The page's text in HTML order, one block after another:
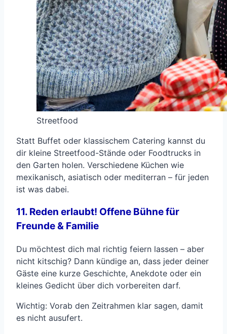
Streetfood
Statt Buffet oder klassischem Catering kannst du
dir kleine Streetfood-Stände oder Foodtrucks in
den Garten holen. Verschiedene Küchen wie
mexikanisch, asiatisch oder mediterran – für jeden
ist was dabei.
11. Reden erlaubt! Offene Bühne für
Freunde & Familie
Du möchtest dich mal richtig feiern lassen – aber
nicht kitschig? Dann kündige an, dass jeder deiner
Gäste eine kurze Geschichte, Anekdote oder ein
kleines Gedicht über dich vorbereiten darf.
Wichtig: Vorab den Zeitrahmen klar sagen, damit
es nicht ausufert.